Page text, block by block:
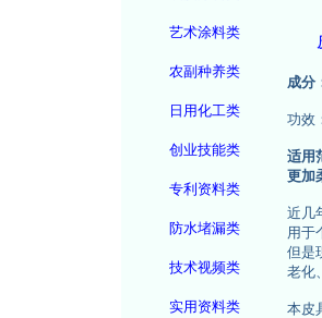
艺术涂料类
农副种养类
日用化工类
创业技能类
专利资料类
防水堵漏类
技术视频类
实用资料类
成分
功效
适用
更加
近几
用于
但是
老化
本皮